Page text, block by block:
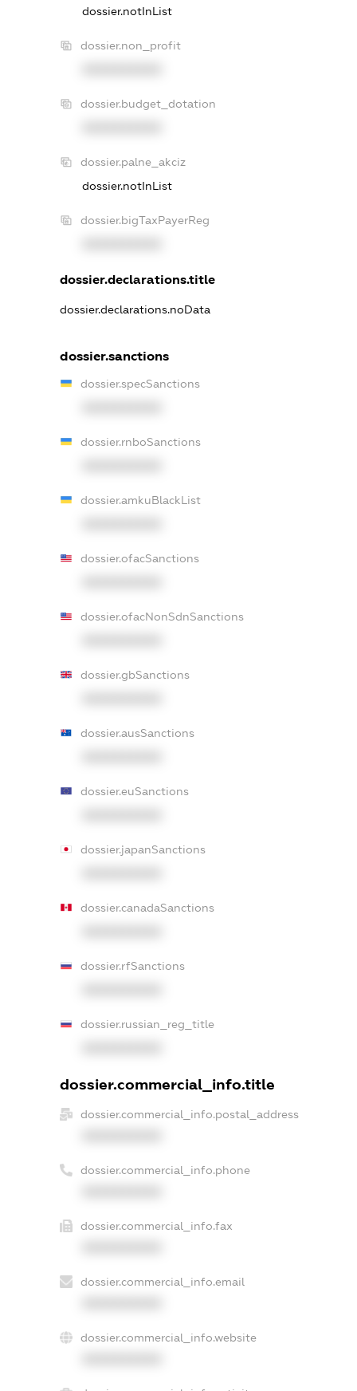
dossier.notInList
dossier.non_profit
dossier.budget_dotation
dossier.palne_akciz
dossier.notInList
dossier.bigTaxPayerReg
dossier.declarations.title
dossier.declarations.noData
dossier.sanctions
dossier.specSanctions
dossier.rnboSanctions
dossier.amkuBlackList
dossier.ofacSanctions
dossier.ofacNonSdnSanctions
dossier.gbSanctions
dossier.ausSanctions
dossier.euSanctions
dossier.japanSanctions
dossier.canadaSanctions
dossier.rfSanctions
dossier.russian_reg_title
dossier.commercial_info.title
dossier.commercial_info.postal_address
dossier.commercial_info.phone
dossier.commercial_info.fax
dossier.commercial_info.email
dossier.commercial_info.website